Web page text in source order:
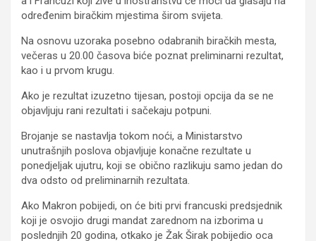
određenim biračkim mjestima širom svijeta.
Na osnovu uzoraka posebno odabranih biračkih mesta,
večeras u 20.00 časova biće poznat preliminarni rezultat,
kao i u prvom krugu.
Ako je rezultat izuzetno tijesan, postoji opcija da se ne
objavljuju rani rezultati i sačekaju potpuni.
Brojanje se nastavlja tokom noći, a Ministarstvo
unutrašnjih poslova objavljuje konačne rezultate u
ponedjeljak ujutru, koji se obično razlikuju samo jedan do
dva odsto od preliminarnih rezultata.
Ako Makron pobijedi, on će biti prvi francuski predsjednik
koji je osvojio drugi mandat zarednom na izborima u
poslednjih 20 godina, otkako je Žak Širak pobijedio oca